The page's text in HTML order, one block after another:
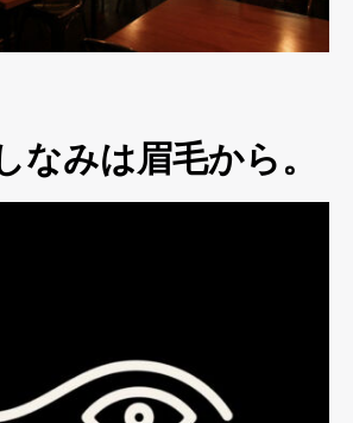
なみは眉毛から。